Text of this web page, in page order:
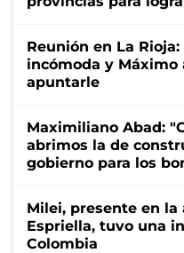
Reunión en La
incómoda y Máximo
apuntarle
Maximiliano Abad:
abrimos la de
gobierno para los
Milei, presente en la
Espriella, tuvo una
Colombia